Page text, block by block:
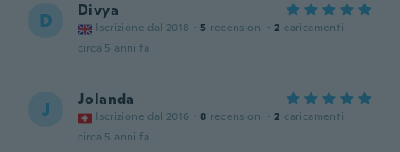
D Divya
Iscrizione dal 2018 · 5 recensioni · 2 caricamenti
circa 5 anni fa
J Jolanda
Iscrizione dal 2016 · 8 recensioni · 2 caricamenti
circa 5 anni fa